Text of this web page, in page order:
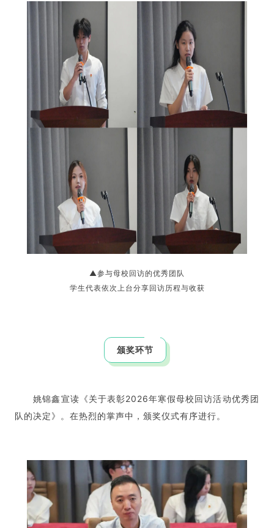
▲参与母校回访的优秀团队
学生代表依次上台分享回访历程与收获
颁奖环节
姚锦鑫宣读《关于表彰2026年寒假母校回访活动优秀团
队的决定》。在热烈的掌声中，颁奖仪式有序进行。